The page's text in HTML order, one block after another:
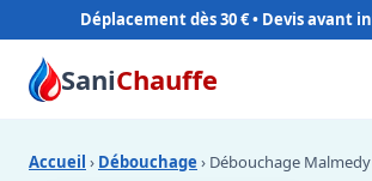
Déplacement dès 30 €
SaniChauffe
Accueil › Débouchage › Débouchage Malmedy